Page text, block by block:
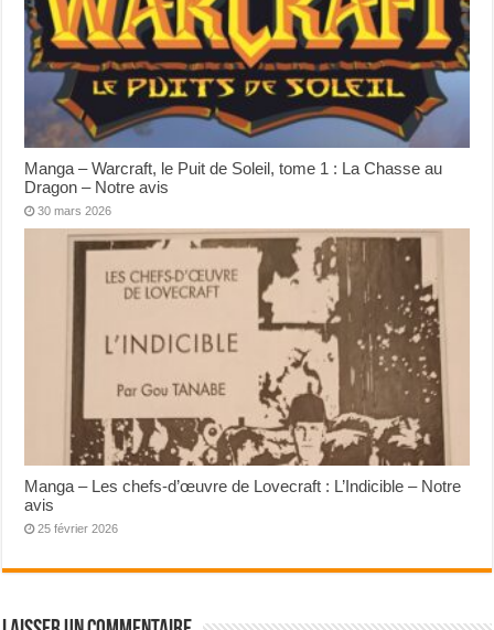
Manga – Warcraft, le Puit de Soleil, tome 1 : La Chasse au
Dragon – Notre avis
30 mars 2026
Manga – Les chefs-d’œuvre de Lovecraft : L’Indicible – Notre
avis
25 février 2026